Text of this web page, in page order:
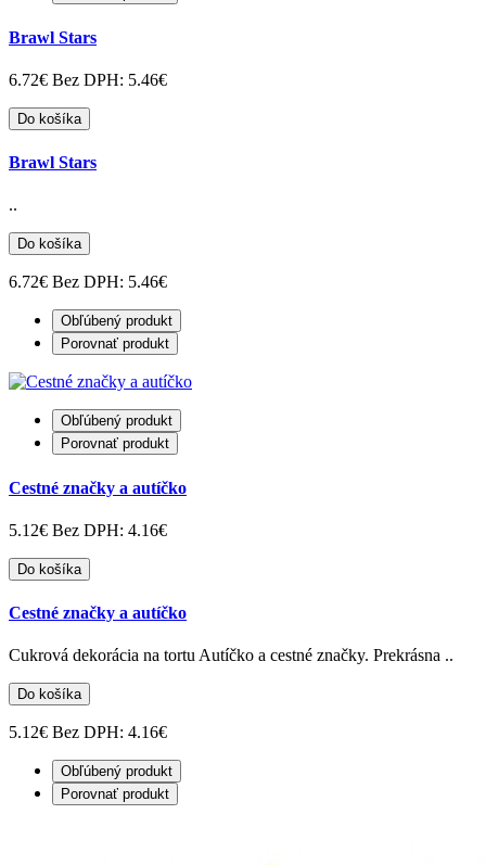
Brawl Stars
6.72€ Bez DPH: 5.46€
Do košíka
Brawl Stars
..
Do košíka
6.72€ Bez DPH: 5.46€
Obľúbený produkt
Porovnať produkt
Obľúbený produkt
Porovnať produkt
Cestné značky a autíčko
5.12€ Bez DPH: 4.16€
Do košíka
Cestné značky a autíčko
Cukrová dekorácia na tortu Autíčko a cestné značky. Prekrásna ..
Do košíka
5.12€ Bez DPH: 4.16€
Obľúbený produkt
Porovnať produkt